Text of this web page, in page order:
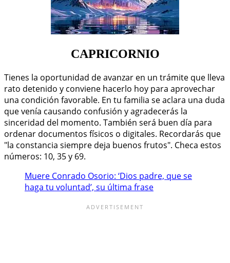
CAPRICORNIO
Tienes la oportunidad de avanzar en un trámite que lleva
rato detenido y conviene hacerlo hoy para aprovechar
una condición favorable. En tu familia se aclara una duda
que venía causando confusión y agradecerás la
sinceridad del momento. También será buen día para
ordenar documentos físicos o digitales. Recordarás que
"la constancia siempre deja buenos frutos". Checa estos
números: 10, 35 y 69.
Muere Conrado Osorio: ‘Dios padre, que se
haga tu voluntad’, su última frase